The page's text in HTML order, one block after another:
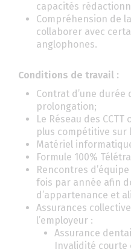
capacités
Compréhension de
collaborer avec
anglophones.
Conditions de travail :
Contrat d’une durée
prolongation;
Le Réseau des
plus compétitive sur
Matériel
Formule 100%
Rencontres
fois par année afin
d’appartenance et
Assurances
l’employeur :
Assurance
Invalidité courte